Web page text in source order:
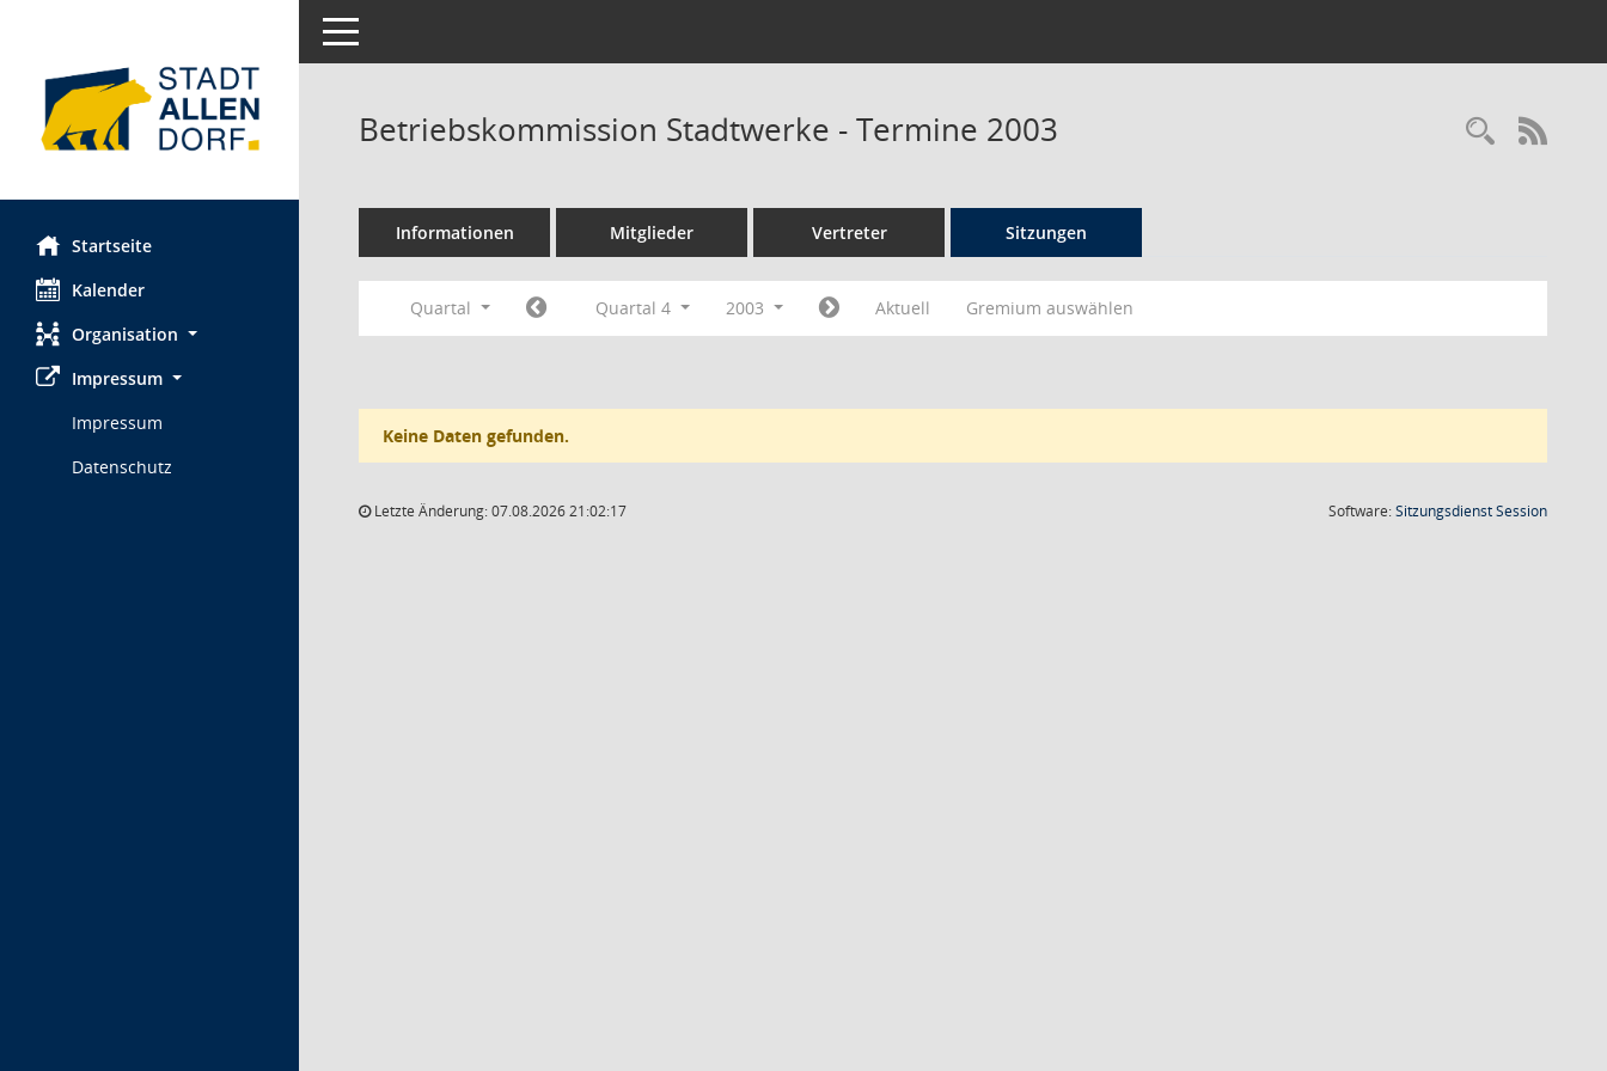
Startseite
Kalender
Organisation
Impressum
Impressum
Datenschutz
Toggle navigation
Betriebskommission Stadtwerke - Termine 2003
Informationen Mitglieder Vertreter Sitzungen
Quartal Quartal 4 2003 Aktuell Gremium auswählen
Keine Daten gefunden.
Letzte Änderung: 07.08.2026 21:02:17 Software:SitzungsdienstSession(Wird in